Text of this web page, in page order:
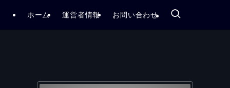
ホーム 運営者情報 お問い合わせ